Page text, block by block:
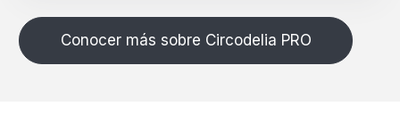
Conocer más sobre Circodelia PRO